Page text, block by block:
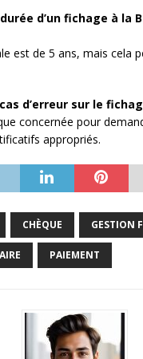
d’un fichage à la
est de 5 ans, mais cela
d’erreur sur le
concernée pour
appropriés.
CHÈQUE GESTION
PAIEMENT